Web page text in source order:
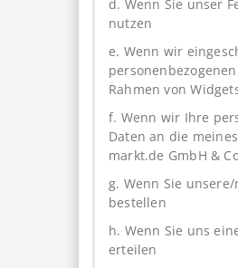
d. Wenn Sie unser
nutzen
e. Wenn wir
Rahmen von
f. Wenn wir Ihre
Daten an die
markt.de GmbH &
g. Wenn Sie
bestellen
h. Wenn Sie uns
erteilen